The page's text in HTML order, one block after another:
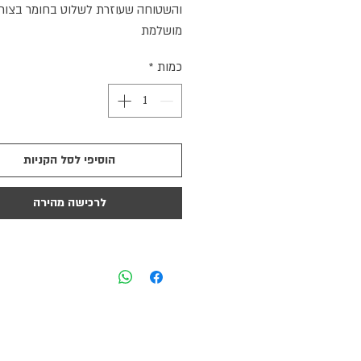
והשטוחה שעוזרת לשלוט בחומר
מושלמת
כמות *
הוסיפי לסל הקניות
לרכישה מהירה